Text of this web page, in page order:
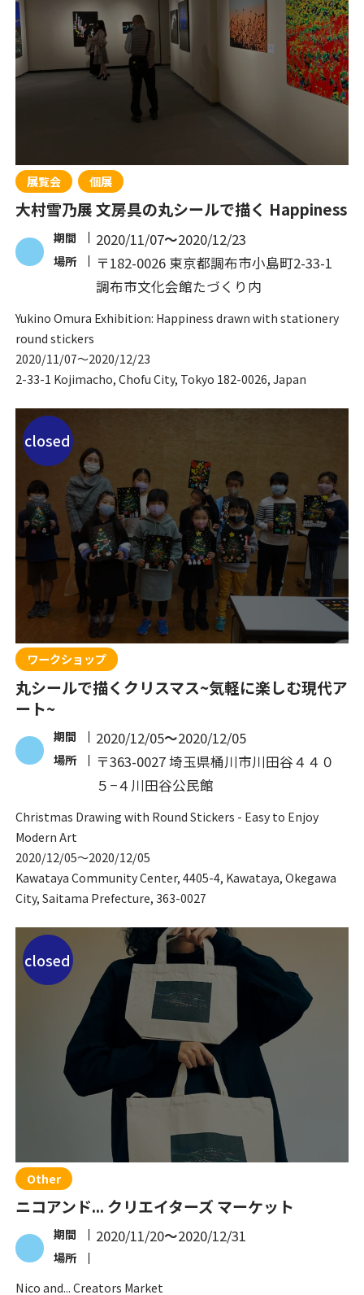
展覧会 個展
大村雪乃展 文房具の丸シールで描く Happiness
期間 2020/11/07〜2020/12/23
場所
〒182-0026 東京都調布市小島町2-33-1
調布市文化会館たづくり内
Yukino Omura Exhibition: Happiness drawn with stationery
round stickers
2020/11/07〜2020/12/23
2-33-1 Kojimacho, Chofu City, Tokyo 182-0026, Japan
closed
ワークショップ
丸シールで描くクリスマス~気軽に楽しむ現代ア
ート~
期間 2020/12/05〜2020/12/05
場所
〒363-0027 埼玉県桶川市川田谷４４０
５−４川田谷公民館
Christmas Drawing with Round Stickers - Easy to Enjoy
Modern Art
2020/12/05〜2020/12/05
Kawataya Community Center, 4405-4, Kawataya, Okegawa
City, Saitama Prefecture, 363-0027
closed
Other
ニコアンド... クリエイターズ マーケット
期間 2020/11/20〜2020/12/31
場所
Nico and... Creators Market